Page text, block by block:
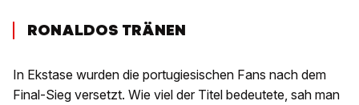
RONALDOS TRÄNEN
In Ekstase wurden die portugiesischen Fans nach dem
Final-Sieg versetzt. Wie viel der Titel bedeutete, sah man